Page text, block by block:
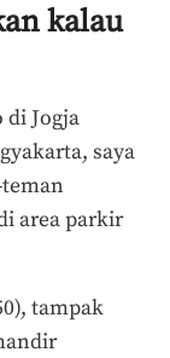
kalau
di Jogja
saya
area parkir
tampak